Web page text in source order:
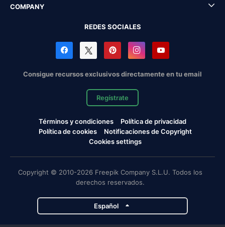
COMPANY
REDES SOCIALES
Consigue recursos exclusivos directamente en tu email
Regístrate
Términos y condiciones
Política de privacidad
Política de cookies
Notificaciones de Copyright
Cookies settings
Copyright © 2010-2026 Freepik Company S.L.U. Todos los
derechos reservados.
Español